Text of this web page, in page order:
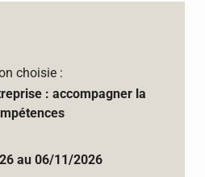
choisie :
: accompagner la
au 06/11/2026